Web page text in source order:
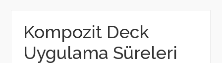
Kompozit Deck
Uygulama Süreleri